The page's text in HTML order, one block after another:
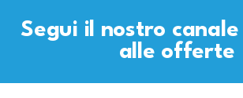
Segui il nostro
alle offerte